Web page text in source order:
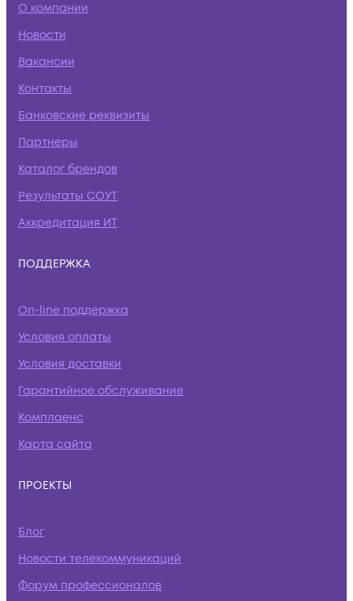
О компании
Новости
Вакансии
Контакты
Банковские реквизиты
Партнеры
Каталог брендов
Результаты СОУТ
Аккредитация ИТ
ПОДДЕРЖКА
On-line поддержка
Условия оплаты
Условия доставки
Гарантийное обслуживание
Комплаенс
Карта сайта
ПРОЕКТЫ
Блог
Новости телекоммуникаций
Форум профессионалов